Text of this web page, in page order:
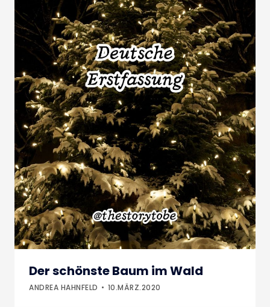
Der schönste Baum im Wald
ANDREA HAHNFELD 10.MÄRZ.2020